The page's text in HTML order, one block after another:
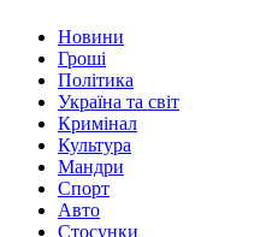
Новини
Гроші
Політика
Україна та світ
Кримінал
Культура
Мандри
Спорт
Авто
Стосунки